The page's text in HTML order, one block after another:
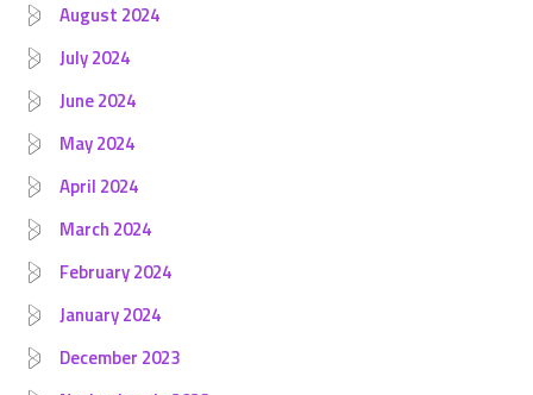
August 2024
July 2024
June 2024
May 2024
April 2024
March 2024
February 2024
January 2024
December 2023